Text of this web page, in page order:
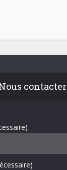
contacter